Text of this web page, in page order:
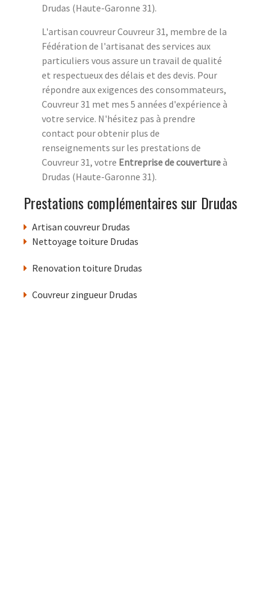
Drudas (Haute-Garonne 31).
L'artisan couvreur Couvreur 31, membre de la
Fédération de l'artisanat des services aux
particuliers vous assure un travail de qualité
et respectueux des délais et des devis. Pour
répondre aux exigences des consommateurs,
Couvreur 31 met mes 5 années d'expérience à
votre service. N'hésitez pas à prendre
contact pour obtenir plus de
renseignements sur les prestations de
Couvreur 31, votre Entreprise de couvertureà
Drudas (Haute-Garonne 31).
Prestations complémentaires sur Drudas
Artisan couvreur Drudas
Nettoyage toiture Drudas
Renovation toiture Drudas
Couvreur zingueur Drudas